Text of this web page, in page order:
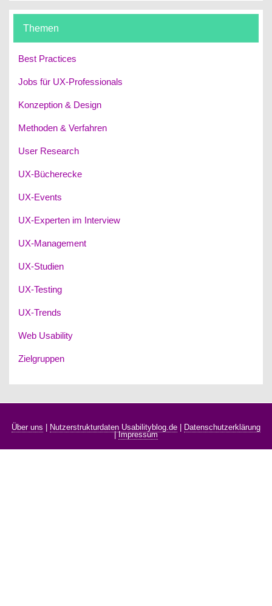
Themen
Best Practices
Jobs für UX-Professionals
Konzeption & Design
Methoden & Verfahren
User Research
UX-Bücherecke
UX-Events
UX-Experten im Interview
UX-Management
UX-Studien
UX-Testing
UX-Trends
Web Usability
Zielgruppen
Über uns Nutzerstrukturdaten Usabilityblog.de
Datenschutzerklärung
|Impressum